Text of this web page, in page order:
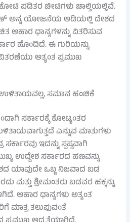
ಕೋಟಿ ಪಡಿತರ ಚೀಟಿಗಳು ಚಾಲ್ತಿಯಲ್ಲಿವೆ.
ಅನ್ನ ಯೋಜನೆಯ ಅಡಿಯಲ್ಲಿ ದೇಶದ
ಆಹಾರ ಧಾನ್ಯಗಳನ್ನು ವಿತರಿಸುವ
ಹೊಂದಿದೆ. ಈ ಗುರಿಯನ್ನು
ಅತ್ಯಂತ ಪ್ರಮುಖ
ಉಳಿತಾಯವಲ್ಲ, ಸಮಾನ ಹಂಚಿಕೆ
ಸರ್ಕಾರಕ್ಕೆ ಕೋಟ್ಯಂತರ
ಎನ್ನುವ ಮಾತುಗಳು
ಸರ್ಕಾರವು ಇದನ್ನು ಸ್ಪಷ್ಟವಾಗಿ
ಉದ್ದೇಶ ಸರ್ಕಾರದ ಹಣವನ್ನು
ಯಾವುದೇ ಒಬ್ಬ ನಿಜವಾದ ಬಡ
ಮತ್ತು ಶ್ರೀಮಂತರು ಬಡವರ ಹಕ್ಕನ್ನು
ಆಹಾರ ಧಾನ್ಯಗಳು ಅತ್ಯಂತ
ಮಾತ್ರ ತಲುಪುವಂತೆ